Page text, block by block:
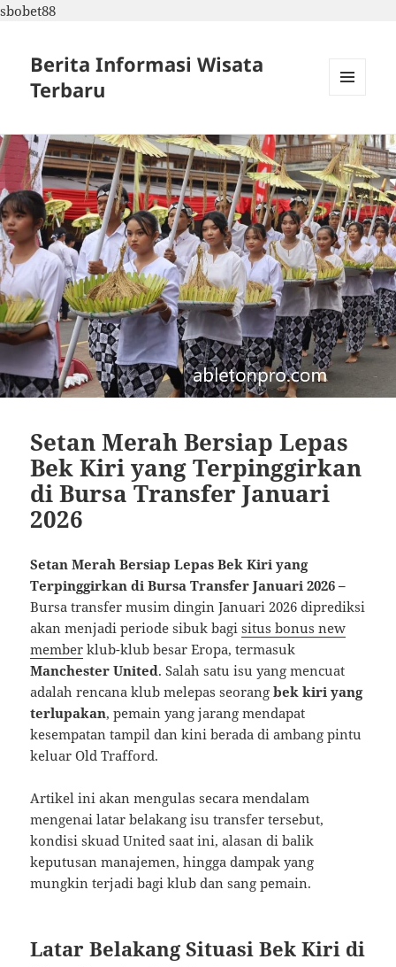
sbobet88
Berita Informasi Wisata
Terbaru
WIDGET
Setan Merah Bersiap Lepas
Bek Kiri yang Terpinggirkan
di Bursa Transfer Januari
2026
Setan Merah Bersiap Lepas Bek Kiri yang
Terpinggirkan di Bursa Transfer Januari 2026 –
Bursa transfer musim dingin Januari 2026 diprediksi
akan menjadi periode sibuk bagisitus bonus new
member klub-klub besar Eropa, termasuk
Manchester United. Salah satu isu yang mencuat
adalah rencana klub melepas seorangbek kiri yang
terlupakan, pemain yang jarang mendapat
kesempatan tampil dan kini berada di ambang pintu
keluar Old Trafford.
Artikel ini akan mengulas secara mendalam
mengenai latar belakang isu transfer tersebut,
kondisi skuad United saat ini, alasan di balik
keputusan manajemen, hingga dampak yang
mungkin terjadi bagi klub dan sang pemain.
Latar Belakang Situasi Bek Kiri di